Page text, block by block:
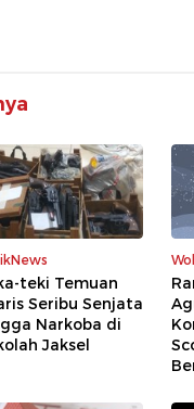
teki Temuan
Seribu Senjata
Narkoba di
Jaksel